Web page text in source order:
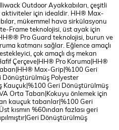
Outdoor Ayakkabıları, çeşitli
aktiviteler için idealdir. HH® Max-
mükemmel hava sirkülasyonu
Frame teknolojisi, üst ayak için
Pro Guard teknolojisi, burun ve
katmanı sağlar. Eğlence amaçlı
çok amaçlı dış mekan
Çerçeve|HH® Pro Koruma|HH®
Max-Grip|%100 Geri
Polyester
Kauçuk|%100 Geri Dönüştürülmüş
Orta Taban|Kokuyu önlemek için
kauçuk tabanlar|%100 Geri
kısmın %60ından fazlası geri
Dönüştürülmüş